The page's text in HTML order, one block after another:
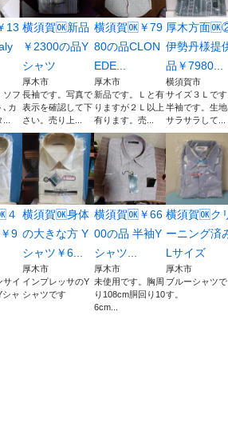
13
ソフ
､カ
横須賀🆗新品
￥2300の品Y
シャツ
厚木市
長袖です。写真で
表示を確認して下
さい。売り上...
横須賀🆗￥79
80の品CLON
EDE...
厚木市
新品です。Ｌと有
りますが２Ｌ以上
有ります。売...
厚木方面
伊勢丹様提
品￥7980...
横須賀市
サイズ３Ｌです
半袖です。生地
サラサラして...
４
9
サイ
ャ
横須賀🆗身体
の大きな方 Y
シャツ￥6...
厚木市
インプレッサのY
シャツです
横須賀🆗￥66
00の品 半袖Y
シャツ...
厚木市
未使用です。胸周
り108cm胴回り10
6cm...
横須賀🆗ク
ーニング済
Lサイズ
厚木市
ブルーシャツで
す。